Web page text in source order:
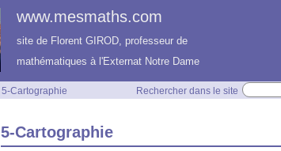
www.mesmaths.com
site de Florent GIROD, professeur de
mathématiques à l'Externat Notre Dame
Rechercher dans le site
5-Cartographie
5-Cartographie